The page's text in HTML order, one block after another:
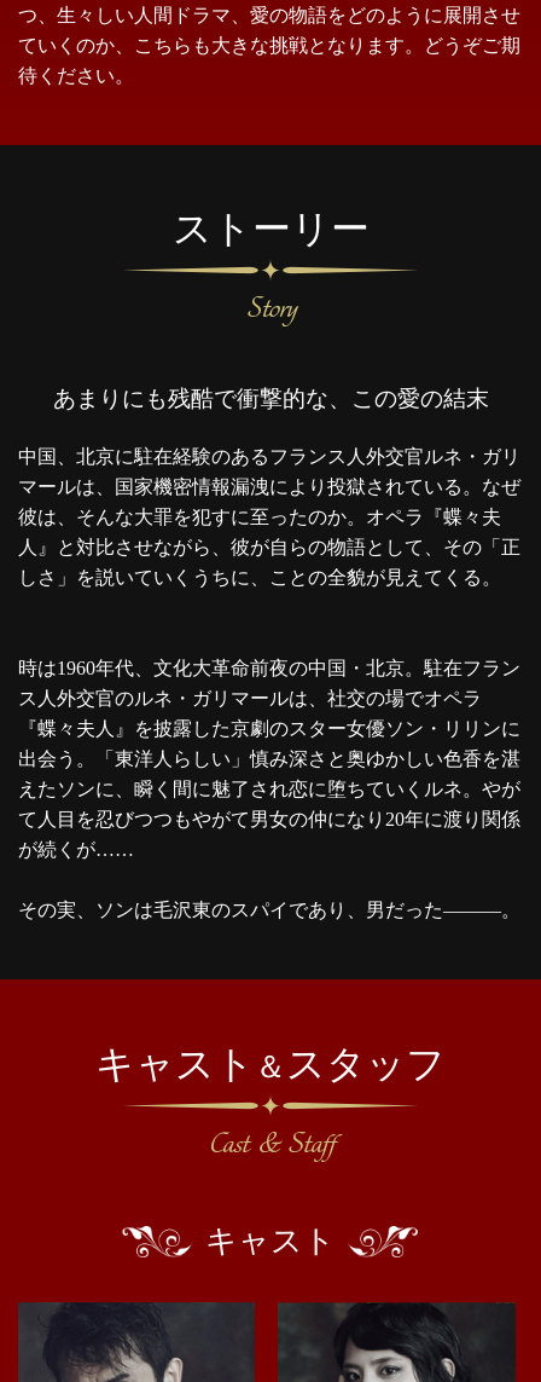
つ、生々しい人間ドラマ、愛の物語をどのように展開させ
ていくのか、こちらも大きな挑戦となります。どうぞご期
待ください。
ストーリー
あまりにも残酷で衝撃的な、この愛の結末
中国、北京に駐在経験のあるフランス人外交官ルネ・ガリ
マールは、国家機密情報漏洩により投獄されている。なぜ
彼は、そんな大罪を犯すに至ったのか。オペラ『蝶々夫
人』と対比させながら、彼が自らの物語として、その「正
しさ」を説いていくうちに、ことの全貌が見えてくる。
時は1960年代、文化大革命前夜の中国・北京。駐在フラン
ス人外交官のルネ・ガリマールは、社交の場でオペラ
『蝶々夫人』を披露した京劇のスター女優ソン・リリンに
出会う。「東洋人らしい」慎み深さと奥ゆかしい色香を湛
えたソンに、瞬く間に魅了され恋に堕ちていくルネ。やが
て人目を忍びつつもやがて男女の仲になり20年に渡り関係
が続くが……
その実、ソンは毛沢東のスパイであり、男だった―――。
キャスト ＆ スタッフ
キャスト